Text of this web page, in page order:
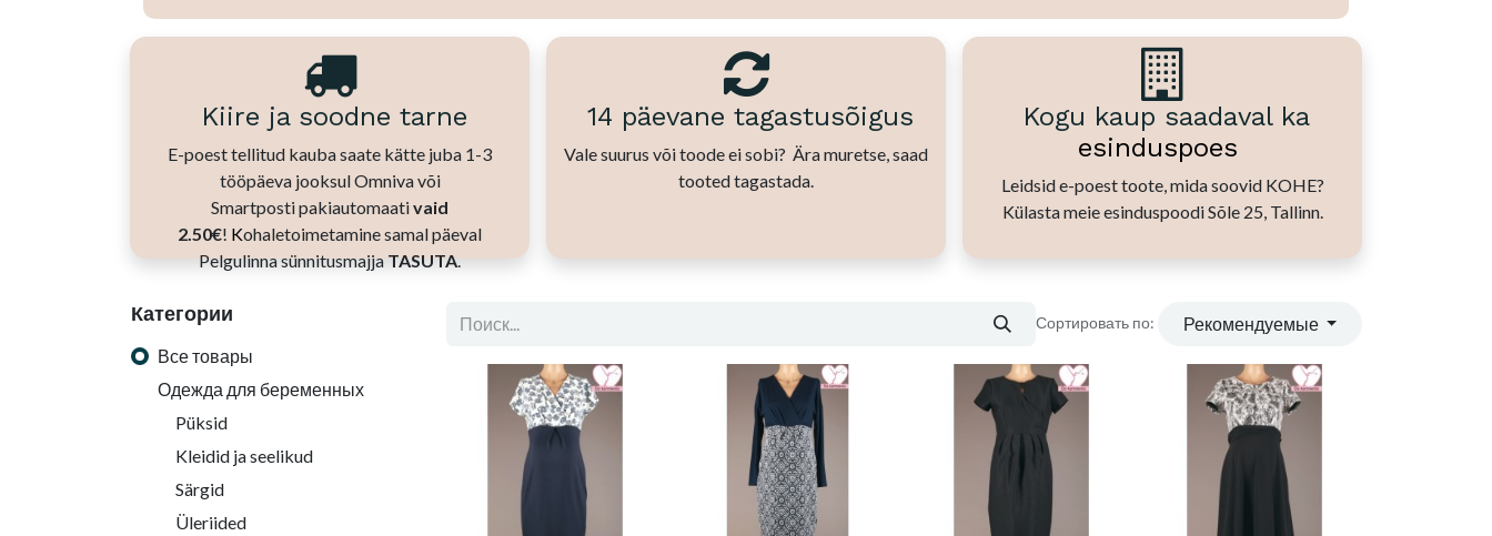
Kiire ja soodne tarne
E-poest tellitud kauba saate kätte juba 1-3
tööpäeva jooksul Omniva või
Smartposti pakiautomaativaid
2.50€! Kohaletoimetamine samal päeval
Pelgulinna sünnitusmajjaTASUTA.
14 päevane tagastusõigus
Vale suurus või toode ei sobi? Ära muretse, saad
tooted tagastada.
Kogu kaup saadaval ka
esinduspoes
Leidsid e-poest toote, mida soovid KOHE?
Külasta meie esinduspoodi Sõle 25, Tallinn.
Категории
Все товары
Одежда для беременных
Püksid
Kleidid ja seelikud
Särgid
Üleriided
Сортировать по: Рекомендуемые